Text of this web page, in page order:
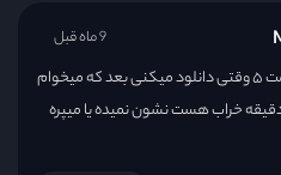
سلام شبتون بخیر قسمت ۵ وقتی دانلود میکنی بعد که میخوام
دقیقه خراب هست نشون نمیده یا میپره
9 ماه قبل